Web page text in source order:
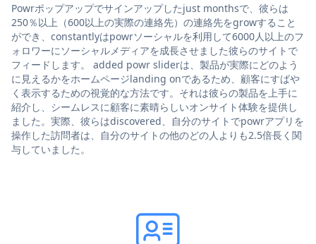
Powrポップアップでサインアップしたjust monthsで、彼らは
250％以上（600以上の実際の連絡先）の連絡先をgrowすること
ができ、constantlyはpowrソーシャルを利用して6000人以上のフ
ォロワーにソーシャルメディアを成長させました彼らのサイトで
フィードします。 added powr sliderは、製品が実際にどのよう
に見えるかをホームページlanding onであるため、顧客にすばや
く表示するための視覚的な方法です。それは彼らの製品を上手に
紹介し、シームレスに顧客に素晴らしいオンサイト体験を提供し
ました。実際、彼らはdiscovered、自分のサイトでpowrアプリを
操作した訪問者は、自分のサイトの他のどの人よりも2.5倍長く関
与していました。